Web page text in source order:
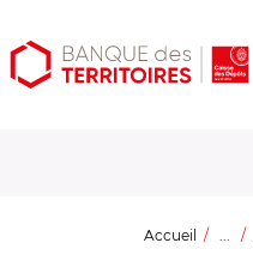
Aller
au
Aller
au
Ouvrir
les
Accueil ...